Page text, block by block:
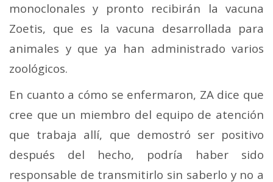
monoclonales y pronto recibirán la vacuna
Zoetis, que es la vacuna desarrollada para
animales y que ya han administrado varios
zoológicos.
En cuanto a cómo se enfermaron, ZA dice que
cree que un miembro del equipo de atención
que trabaja allí, que demostró ser positivo
después del hecho, podría haber sido
responsable de transmitirlo sin saberlo y no a